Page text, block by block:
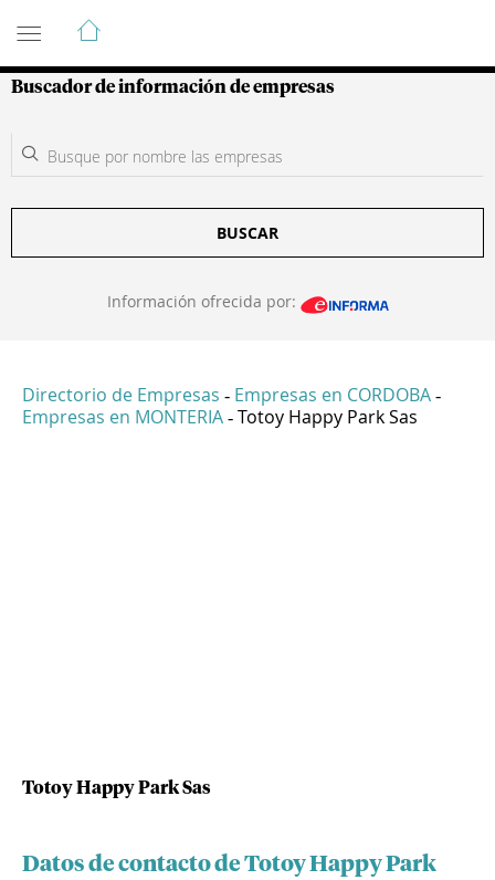
Guía de Empresas Colombianas
Buscador de información de empresas
BUSCAR
Información ofrecida por:
Directorio de Empresas - Empresas en CORDOBA -
Empresas en MONTERIA - Totoy Happy Park Sas
Totoy Happy Park Sas
Datos de contacto de Totoy Happy Park